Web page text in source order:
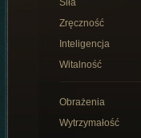
Siła
Zręczność
Inteligencja
Witalność
Obrażenia
Wytrzymałość